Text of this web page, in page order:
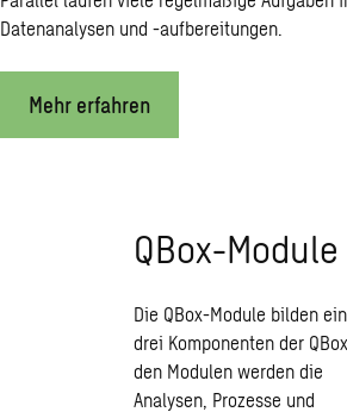
Datenanalysen und -aufbereitungen.
Mehr erfahren
QBox-Module
Die QBox-Module bilden
drei Komponenten der
den Modulen werden die
Analysen, Prozesse und